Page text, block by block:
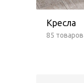
Кресла
85 товаров